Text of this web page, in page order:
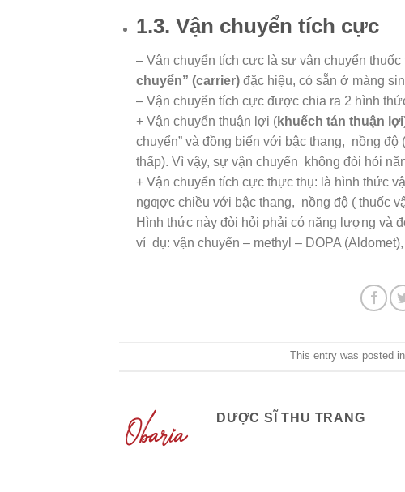
1.3. Vận chuyển tích cực
– Vận chuyển tích cực là sự vận chuyển
chuyển” (carrier)đặc hiệu, có sẵn ở màng
– Vận chuyển tích cực được chia ra 2 hình
+ Vận chuyển thuận lợi (khuếch tán thuận lợi
chuyển” và đồng biến với bậc thang, nồng
thấp). Vì vậy, sự vận chuyển không đòi hỏi
+ Vận chuyển tích cực thực thụ: là hình thức
ngƣợc chiều với bậc thang, nồng độ ( thuốc
Hình thức này đòi hỏi phải có năng lượng và
ví dụ: vận chuyển – methyl – DOPA
This entry was posted in
DƯỢC SĨ THU TRANG